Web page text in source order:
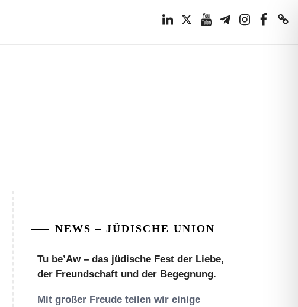
NEWS – JÜDISCHE UNION
Tu be’Aw – das jüdische Fest der Liebe,
der Freundschaft und der Begegnung.
Mit großer Freude teilen wir einige